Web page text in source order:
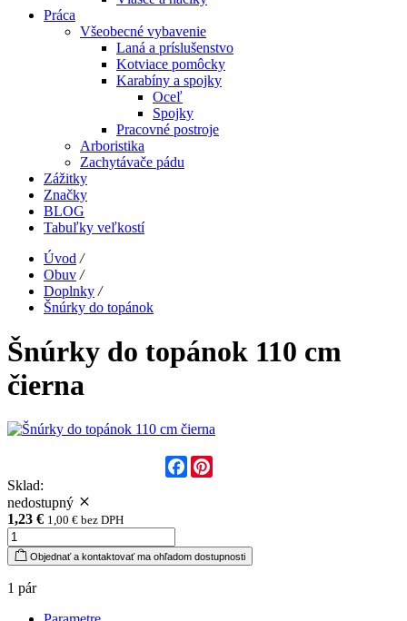
Práca
Všeobecné vybavenie
Laná a príslušenstvo
Kotviace pomôcky
Karabíny a spojky
Oceľ
Spojky
Pracovné postroje
Arboristika
Zachytávače pádu
Zážitky
Značky
BLOG
Tabuľky veľkostí
Úvod /
Obuv /
Doplnky /
Šnúrky do topánok
Šnúrky do topánok 110 cm
čierna
Facebook
Sklad:
nedostupný
1,23 € 1,00 € bez DPH
Objednať a kontaktovať ma ohľadom dostupnosti
1 pár